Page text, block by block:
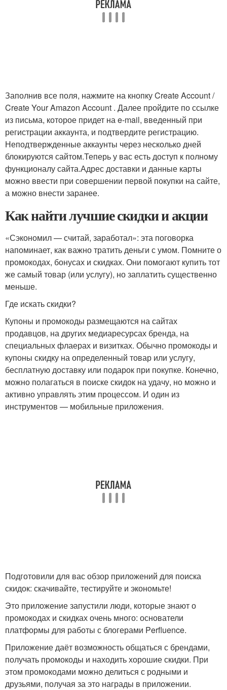
Заполнив все поля, нажмите на кнопку Create Account /
Create Your Amazon Account . Далее пройдите по ссылке
из письма, которое придет на e-mail, введенный при
регистрации аккаунта, и подтвердите регистрацию.
Неподтвержденные аккаунты через несколько дней
блокируются сайтом.Теперь у вас есть доступ к полному
функционалу сайта.Адрес доставки и данные карты
можно ввести при совершении первой покупки на сайте,
а можно внести заранее.
Как найти лучшие скидки и акции
«Сэкономил — считай, заработал»: эта поговорка
напоминает, как важно тратить деньги с умом. Помните о
промокодах, бонусах и скидках. Они помогают купить тот
же самый товар (или услугу), но заплатить существенно
меньше.
Где искать скидки?
Купоны и промокоды размещаются на сайтах
продавцов, на других медиаресурсах бренда, на
специальных флаерах и визитках. Обычно промокоды и
купоны скидку на определенный товар или услугу,
бесплатную доставку или подарок при покупке. Конечно,
можно полагаться в поиске скидок на удачу, но можно и
активно управлять этим процессом. И один из
инструментов — мобильные приложения.
Подготовили для вас обзор приложений для поиска
скидок: скачивайте, тестируйте и экономьте!
Это приложение запустили люди, которые знают о
промокодах и скидках очень много: основатели
платформы для работы с блогерами Perfluence.
Приложение даёт возможность общаться с брендами,
получать промокоды и находить хорошие скидки. При
этом промокодами можно делиться с родными и
друзьями, получая за это награды в приложении.